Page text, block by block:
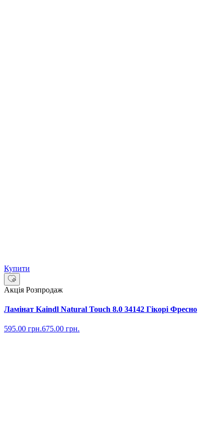
Купити
Акція Розпродаж
Ламінат Kaindl Natural Touch 8.0 34142 Гікорі Фресно
595.00 грн.675.00 грн.